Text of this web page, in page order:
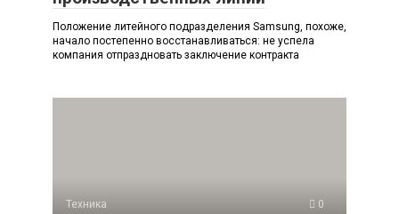
Положение литейного подразделения Samsung, похоже,
начало постепенно восстанавливаться: не успела
компания отпраздновать заключение контракта
Техника 0